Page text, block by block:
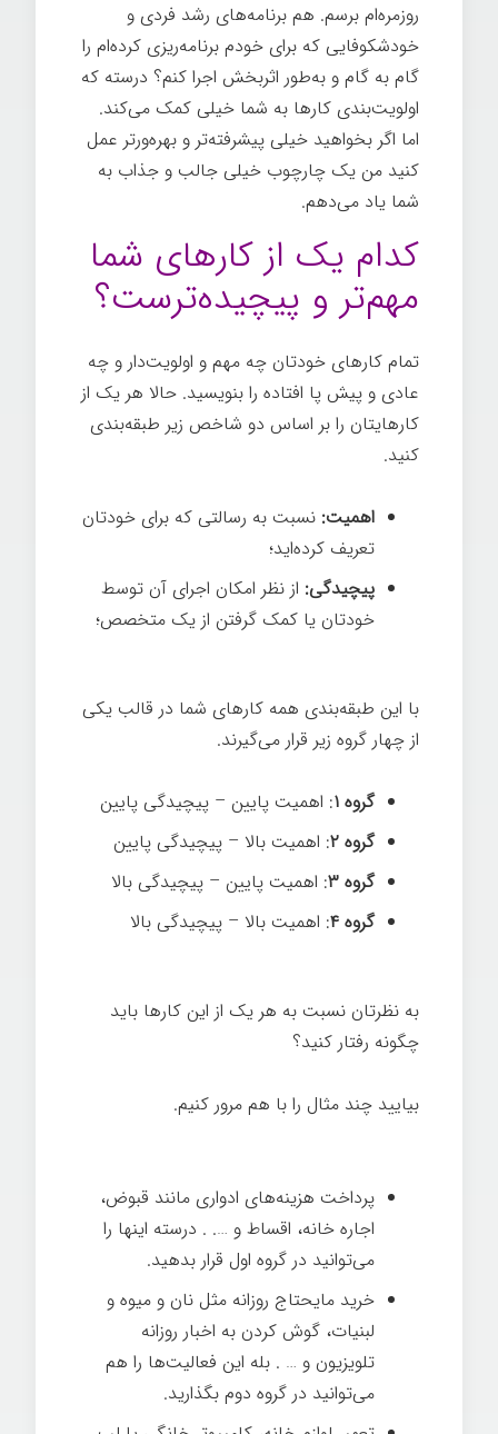
روزمره‌ام برسم. هم برنامه‌های رشد فردی و
خودشکوفایی که برای خودم برنامه‌ریزی کرده‌ام را
گام به گام و به‌طور اثربخش اجرا کنم؟ درسته که
اولویت‌بندی کارها به شما خیلی کمک می‌کند.
اما اگر بخواهید خیلی پیشرفته‌تر و بهره‌ورتر عمل
کنید من یک چارچوب خیلی جالب و جذاب به
شما یاد می‌دهم.
کدام یک از کارهای شما
مهم‌تر و پیچیده‌ترست؟
تمام کارهای خودتان چه مهم و اولویت‌دار و چه
عادی و پیش پا افتاده را بنویسید. حالا هر یک از
کارهایتان را بر اساس دو شاخص زیر طبقه‌بندی
کنید.
اهمیت: نسبت به رسالتی که برای خودتان
تعریف کرده‌اید؛
پیچیدگی: از نظر امکان اجرای آن توسط
خودتان یا کمک گرفتن از یک متخصص؛
با این طبقه‌بندی همه کارهای شما در قالب یکی
از چهار گروه زیر قرار می‌گیرند.
گروه ۱ : اهمیت پایین – پیچیدگی پایین
گروه ۲ : اهمیت بالا – پیچیدگی پایین
گروه ۳
: اهمیت پایین – پیچیدگی بالا
گروه ۴ : اهمیت بالا – پیچیدگی بالا
به نظرتان نسبت به هر یک از این کارها باید
چگونه رفتار کنید؟
بیایید چند مثال را با هم مرور کنیم.
پرداخت هزینه‌های ادواری مانند قبوض،
اجاره خانه، اقساط و …. . درسته اینها را
می‌توانید در گروه اول قرار بدهید.
خرید مایحتاج روزانه مثل نان و میوه و
لبنیات، گوش کردن به اخبار روزانه
تلویزیون و … . بله این فعالیت‌ها را هم
می‌توانید در گروه دوم بگذارید.